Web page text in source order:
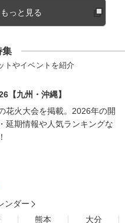
っと見る
集
トやイベントを紹介
【九州・沖縄】
花火大会を掲載。2026年の開
延期情報や人気ランキングな
ンダー
熊本 大分